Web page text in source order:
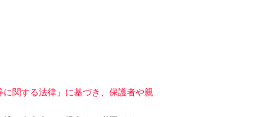
関する法律」に基づき、保護者や親